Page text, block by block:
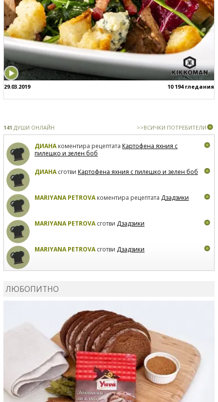
29.03.2019 10 194 гледания
141 ДУШИ ОНЛАЙН >>ВСИЧКИ ПОТРЕБИТЕЛИ
ДИАНАкоментира рецептата Картофена яхния с
пилешко и зелен боб
ДИАНАсготви Картофена яхния с пилешко и зелен боб
MARIYANA PETROVAкоментира рецептата Дзадзики
MARIYANA PETROVAсготви Дзадзики
MARIYANA PETROVAсготви Дзадзики
ЛЮБОПИТНО